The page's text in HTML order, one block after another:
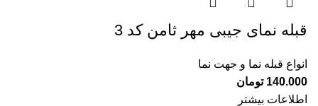
قبله نمای جیبی مهر ثامن کد 3
انواع قبله نما و جهت نما
140.000 تومان
اطلاعات بیشتر